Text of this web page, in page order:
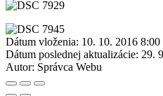
Dátum vloženia: 10. 10. 2016 8:00
Dátum poslednej aktualizácie: 29.
Autor: Správca Webu